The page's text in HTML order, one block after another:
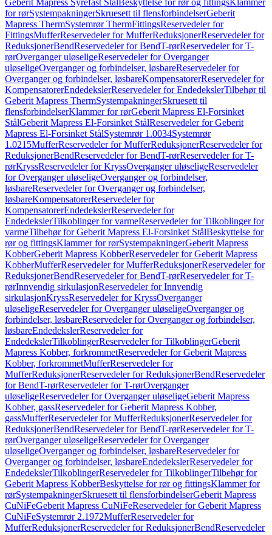
Geberit Mapress Syrefast StålBeskyttelse for rør og fittingsKlammer
for rørSystempakningerSkruesett til flensforbindelserGeberit
Mapress ThermSystemrør ThermFittingsReservedeler for
FittingsMufferReservedeler for MufferReduksjonerReservedeler for
ReduksjonerBendReservedeler for BendT-rørReservedeler for T-
rørOverganger uløseligeReservedeler for Overganger
uløseligeOverganger og forbindelser, løsbareReservedeler for
Overganger og forbindelser, løsbareKompensatorerReservedeler for
KompensatorerEndedekslerReservedeler for EndedekslerTilbehør til
Geberit Mapress ThermSystempakningerSkruesett til
flensforbindelserKlammer for rørGeberit Mapress El-Forsinket
StålGeberit Mapress El-Forsinket StålReservedeler for Geberit
Mapress El-Forsinket StålSystemrør 1.0034Systemrør
1.0215MufferReservedeler for MufferReduksjonerReservedeler for
ReduksjonerBendReservedeler for BendT-rørReservedeler for T-
rørKryssReservedeler for KryssOverganger uløseligeReservedeler
for Overganger uløseligeOverganger og forbindelser,
løsbareReservedeler for Overganger og forbindelser,
løsbareKompensatorerReservedeler for
KompensatorerEndedekslerReservedeler for
EndedekslerTilkoblinger for varmeReservedeler for Tilkoblinger for
varmeTilbehør for Geberit Mapress El-Forsinket StålBeskyttelse for
rør og fittingsKlammer for rørSystempakningerGeberit Mapress
KobberGeberit Mapress KobberReservedeler for Geberit Mapress
KobberMufferReservedeler for MufferReduksjonerReservedeler for
ReduksjonerBendReservedeler for BendT-rørReservedeler for T-
rørInnvendig sirkulasjonReservedeler for Innvendig
sirkulasjonKryssReservedeler for KryssOverganger
uløseligeReservedeler for Overganger uløseligeOverganger og
forbindelser, løsbareReservedeler for Overganger og forbindelser,
løsbareEndedekslerReservedeler for
EndedekslerTilkoblingerReservedeler for TilkoblingerGeberit
Mapress Kobber, forkrommetReservedeler for Geberit Mapress
Kobber, forkrommetMufferReservedeler for
MufferReduksjonerReservedeler for ReduksjonerBendReservedeler
for BendT-rørReservedeler for T-rørOverganger
uløseligeReservedeler for Overganger uløseligeGeberit Mapress
Kobber, gassReservedeler for Geberit Mapress Kobber,
gassMufferReservedeler for MufferReduksjonerReservedeler for
ReduksjonerBendReservedeler for BendT-rørReservedeler for T-
rørOverganger uløseligeReservedeler for Overganger
uløseligeOverganger og forbindelser, løsbareReservedeler for
Overganger og forbindelser, løsbareEndedekslerReservedeler for
EndedekslerTilkoblingerReservedeler for TilkoblingerTilbehør for
Geberit Mapress KobberBeskyttelse for rør og fittingsKlammer for
rørSystempakningerSkruesett til flensforbindelserGeberit Mapress
CuNiFeGeberit Mapress CuNiFeReservedeler for Geberit Mapress
CuNiFeSystemrør 2.1972MufferReservedeler for
MufferReduksjonerReservedeler for ReduksjonerBendReservedeler